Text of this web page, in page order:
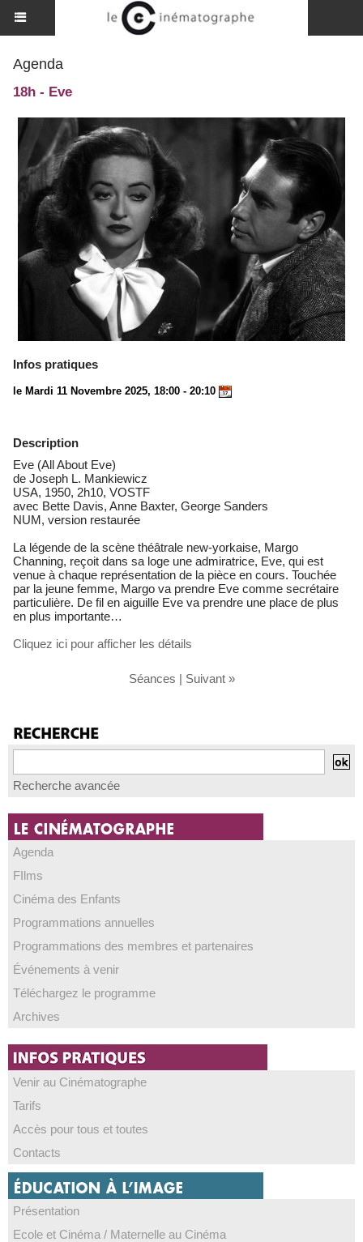
Agenda
18h - Eve
Infos pratiques
le Mardi 11 Novembre 2025, 18:00 - 20:10
Description
Eve (All About Eve)
de Joseph L. Mankiewicz
USA, 1950, 2h10, VOSTF
avec Bette Davis, Anne Baxter, George Sanders
NUM, version restaurée
La légende de la scène théâtrale new-yorkaise, Margo
Channing, reçoit dans sa loge une admiratrice, Eve, qui est
venue à chaque représentation de la pièce en cours. Touchée
par la jeune femme, Margo va prendre Eve comme secrétaire
particulière. De fil en aiguille Eve va prendre une place de plus
en plus importante…
Cliquez ici pour afficher les détails
Séances | Suivant »
Recherche avancée
Agenda
FIlms
Cinéma des Enfants
Programmations annuelles
Programmations des membres et partenaires
Événements à venir
Téléchargez le programme
Archives
Venir au Cinématographe
Tarifs
Accès pour tous et toutes
Contacts
Présentation
Ecole et Cinéma / Maternelle au Cinéma